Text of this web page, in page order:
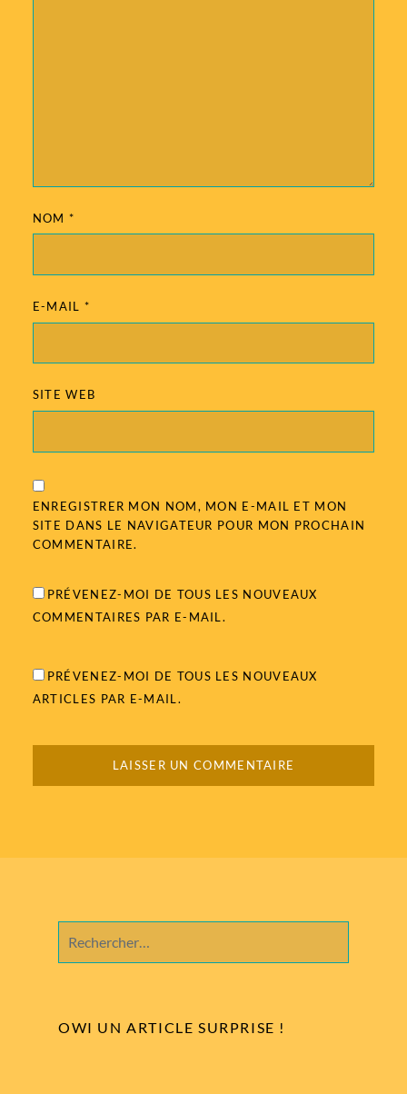
NOM*
E-MAIL *
SITE WEB
ENREGISTRER MON NOM, MON E-MAIL ET MON
SITE DANS LE NAVIGATEUR POUR MON PROCHAIN
COMMENTAIRE.
PRÉVENEZ-MOI DE TOUS LES NOUVEAUX
COMMENTAIRES PAR E-MAIL.
PRÉVENEZ-MOI DE TOUS LES NOUVEAUX
ARTICLES PAR E-MAIL.
OWI UN ARTICLE SURPRISE !